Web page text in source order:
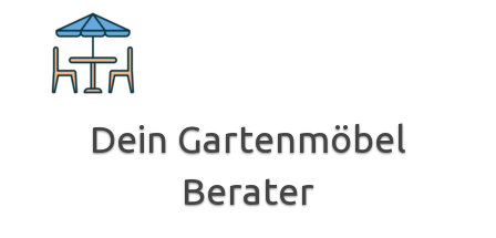
Inhalt
springen
Dein Gartenmöbel
Berater